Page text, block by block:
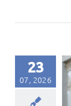
23
07, 2026